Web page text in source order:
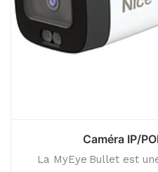
Caméra IP/
La MyEye Bullet est